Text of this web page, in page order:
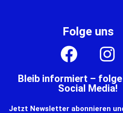
Folge uns
Bleib informiert –
Social Media!
Jetzt Newsletter abonnieren